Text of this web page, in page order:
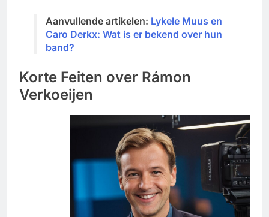
Aanvullende artikelen: Lykele Muus en
Caro Derkx: Wat is er bekend over hun
band?
Korte Feiten over Rámon
Verkoeijen